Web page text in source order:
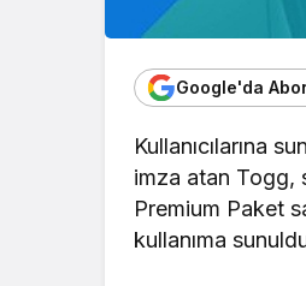
Google'da
Kullanıcılarına
imza atan Togg,
Premium Paket
kullanıma